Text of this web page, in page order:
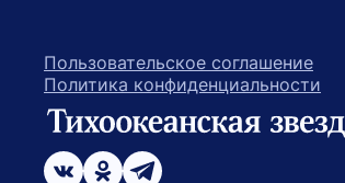
Пользовательское соглашение
Политика конфиденциальности
ссылка на
возрастное ограничение 16+